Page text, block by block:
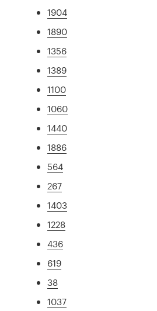
1904
1890
1356
1389
1100
1060
1440
1886
564
267
1403
1228
436
619
38
1037